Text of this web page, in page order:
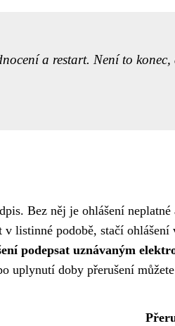
a restart. Není to
Bez něj je ohlášení
listinné podobě, stačí
podepsat uznávaným
uplynutí doby přerušení